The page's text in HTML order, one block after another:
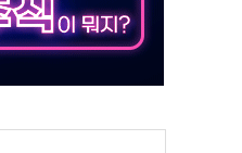
넘으면 중단